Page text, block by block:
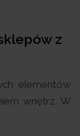
z
elementów
wnętrz. W